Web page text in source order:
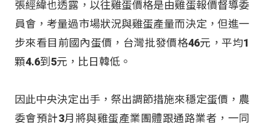
張經緯也透露，以往雞蛋價格是由雞蛋報價督導委
員會，考量過市場狀況與雞蛋產量而決定，但進一
步來看目前國內蛋價，台灣批發價格46元，平均1
顆4.6到5元，比日韓低。
因此中央決定出手，祭出調節措施來穩定蛋價，農
委會預計3月將與雞蛋產業團體跟通路業者，一同